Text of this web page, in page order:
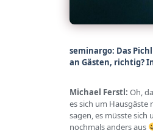
seminargo: Das
an Gästen, richtig?
Michael Ferstl: Oh,
es sich um
sagen, es müsste sich
nochmals anders aus